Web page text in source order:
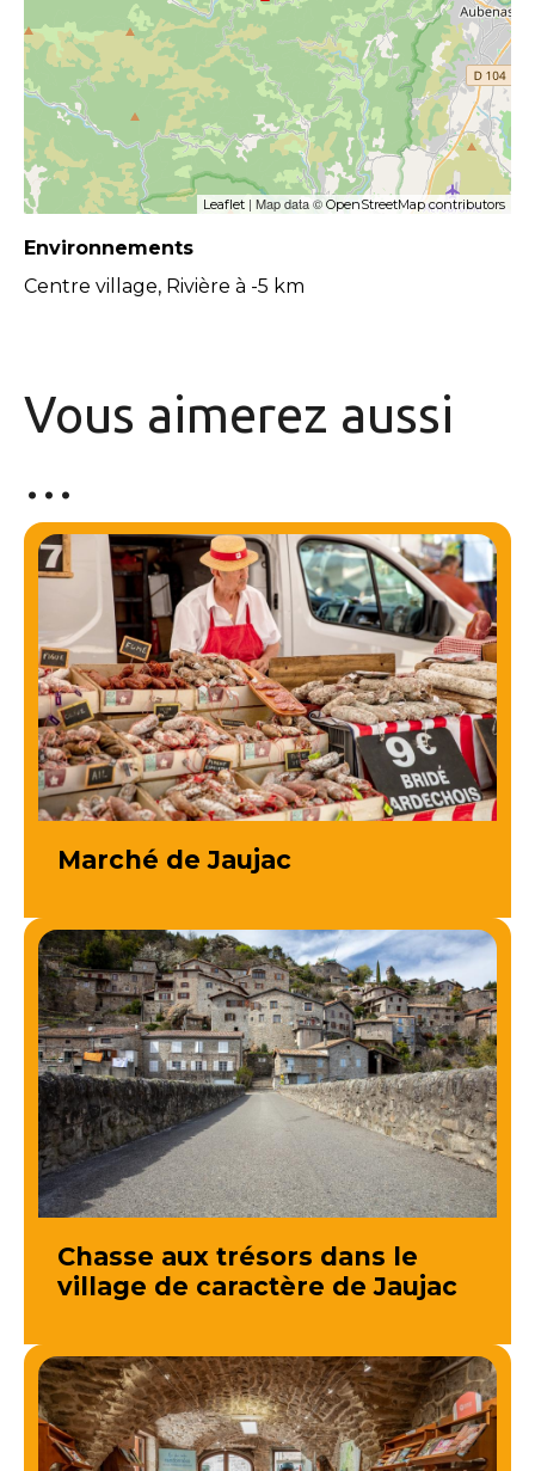
Leaflet | Map data © OpenStreetMap contributors
Environnements
Centre village, Rivière à -5 km
Vous aimerez aussi
…
Marché de Jaujac
Chasse aux trésors dans le
village de caractère de Jaujac